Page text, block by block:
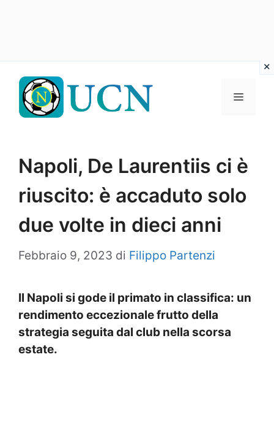
contenuto
Menu
Napoli, De Laurentiis ci è
riuscito: è accaduto solo
due volte in dieci anni
Febbraio 9, 2023 di Filippo Partenzi
Il Napoli si gode il primato in classifica: un
rendimento eccezionale frutto della
strategia seguita dal club nella scorsa
estate.